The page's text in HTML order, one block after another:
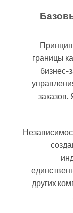
Принцип
границы
бизнес-
заказов.
других